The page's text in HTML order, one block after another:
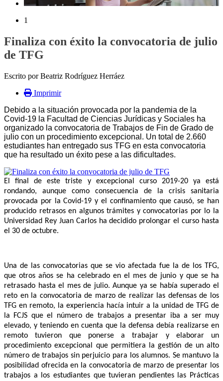
1
Finaliza con éxito la convocatoria de julio
de TFG
Escrito por Beatriz Rodríguez Herráez
Imprimir
Debido a la situación provocada por la pandemia de la
Covid-19 la Facultad de Ciencias Jurídicas y Sociales ha
organizado la convocatoria de Trabajos de Fin de Grado de
julio con un procedimiento excepcional. Un total de 2.660
estudiantes han entregado sus TFG en esta convocatoria
que ha resultado un éxito pese a las dificultades.
El final de este triste y excepcional curso 2019-20 ya está
rondando, aunque como consecuencia de la crisis sanitaria
provocada por la Covid-19 y el confinamiento que causó, se han
producido retrasos en algunos trámites y convocatorias por lo la
Universidad Rey Juan Carlos ha decidido prolongar el curso hasta
el 30 de octubre.
Una de las convocatorias que se vio afectada fue la de los TFG,
que otros años se ha celebrado en el mes de junio y que se ha
retrasado hasta el mes de julio. Aunque ya se había superado el
reto en la convocatoria de marzo de realizar las defensas de los
TFG en remoto, la experiencia hacía intuir a la unidad de TFG de
la FCJS que el número de trabajos a presentar iba a ser muy
elevado, y teniendo en cuenta que la defensa debía realizarse en
remoto tuvieron que ponerse a trabajar y elaborar un
procedimiento excepcional que permitiera la gestión de un alto
número de trabajos sin perjuicio para los alumnos. Se mantuvo la
posibilidad ofrecida en la convocatoria de marzo de presentar los
trabajos a los estudiantes que tuvieran pendientes las Prácticas